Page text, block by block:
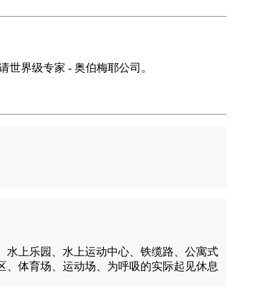
界级专家 - 奥伯梅耶公司。
水上乐园、水上运动中心、铁缆路、公寓式
体育场、运动场、为呼吸的实际起见休息